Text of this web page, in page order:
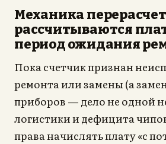
Механика
рассчитываются
период ожидания
Пока счетчик признан
ремонта или замены (а
приборов — дело не одной
логистики и дефицита
права начислять плату «с